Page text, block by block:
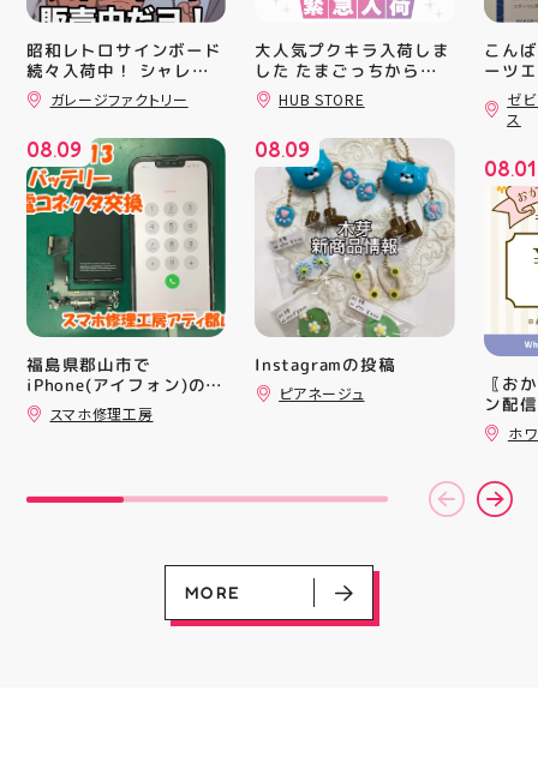
昭和レトロサインボード
続々入荷中！ シャレオ
ツでナウイ すべてA4サ
イズなのでインテリアに
よ！ 郡山駅前 アティ郡
山4F “ガレージファクト
リー”へ遊びに来てね️‍️‍️‍ #
福島 #郡山 #郡山駅前 #
雑貨屋 #昭和レトロ
ガレージファクトリー
08.09
福島県郡山市で
iPhone(アイフォン)の充
電口修理はスマホ修理工
房アティ郡山店なら即日
スマホ修理工房
大人気プクキラ入荷しま
した たまごっちからサ
ンリオまで 全13種類の
豊富なラインナップが勢
ートなフォルムに 思わ
ず胸キュンしちゃうデザ
インばかり 集めたくな
る可愛さで コレクショ
ンにもぴったり 数量限
定での入荷となりますの
で 気になっていた方、
まだGETできてない方は
売り切れる前にぜひお早
めにチェックしてくださ
いね お気に入りの1個、
見つかりますように #プ
クキラ #たまごっち #サ
HUBSTORE 数量限定 新
商品入荷
HUB STORE
08.09
Instagramの投稿
ピアネージュ
こん
ーツ
ィ郡
「ゼ
つり
16(日
ィ館
を行
入り
対策
た、
ート(
買い
ツポ
録)画
だく
加す
ズな
ぜひ
熱い
ゼ
ス
08.01
〖お
ン配
ッパ
￥
ーポ
ース
ホ
MORE